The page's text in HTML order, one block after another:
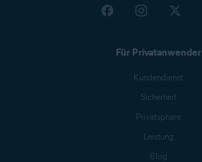
Für Privatanwender
Kundendienst
Sicherheit
Privatsphäre
Leistung
Blog